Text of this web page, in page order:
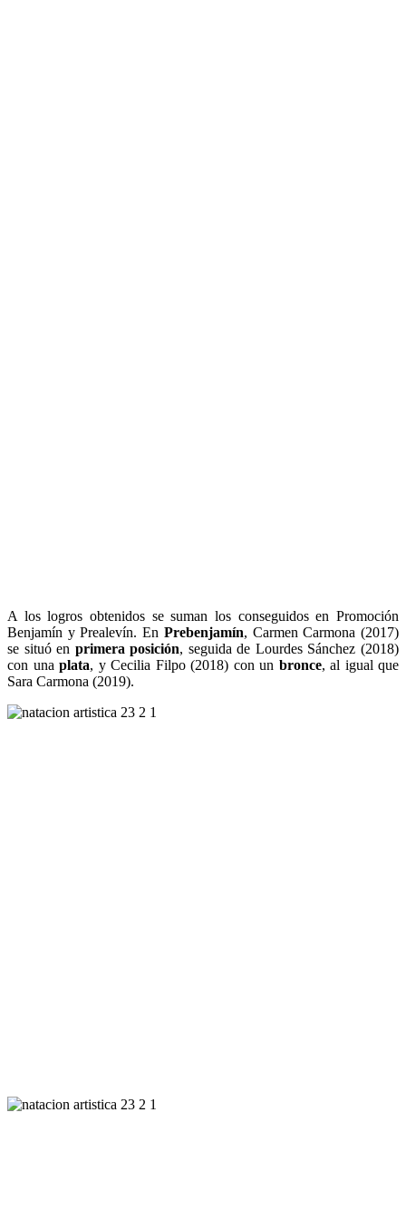
A los logros obtenidos se suman los conseguidos en Promoción
Benjamín y Prealevín. En Prebenjamín, Carmen Carmona (2017)
se situó en primera posición, seguida de Lourdes Sánchez (2018)
con una plata, y Cecilia Filpo (2018) con un bronce, al igual que
Sara Carmona (2019).